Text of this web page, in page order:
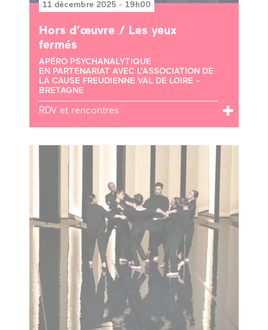
11 décembre 2025 - 19h00
Hors d’œuvre / Les yeux
fermés
APÉRO PSYCHANALYTIQUE
EN PARTENARIAT AVEC L’ASSOCIATION DE
LA CAUSE FREUDIENNE VAL DE LOIRE –
BRETAGNE
RDV et rencontres